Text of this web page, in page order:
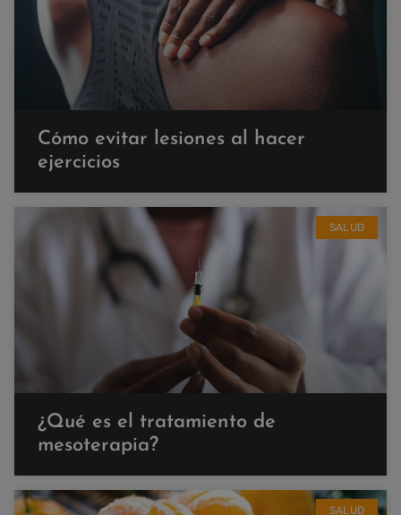
Cómo evitar lesiones al hacer
ejercicios
SALUD
¿Qué es el tratamiento de
mesoterapia?
SALUD